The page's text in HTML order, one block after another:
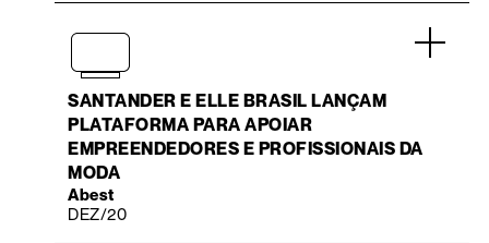
SANTANDER E ELLE BRASIL LANÇAM
PLATAFORMA PARA APOIAR
EMPREENDEDORES E PROFISSIONAIS DA
MODA
Abest
DEZ/20
.